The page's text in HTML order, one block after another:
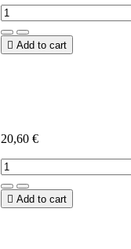
 Add to cart
20,60 €
 Add to cart